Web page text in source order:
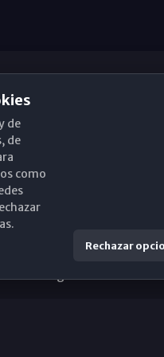
20. 29015 Málaga
de
de
como
Rechazar